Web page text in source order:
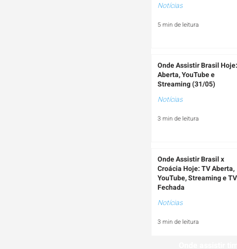
Notícias
5 min de leitura
Onde Assistir Brasil
Aberta, YouTube e
Streaming (31/05)
Notícias
3 min de leitura
Onde Assistir Brasil x
Croácia Hoje: TV Aberta,
YouTube, Streaming e TV
Fechada
Notícias
3 min de leitura